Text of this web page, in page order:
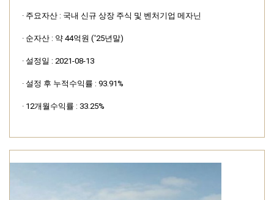
· 주요자산 : 국내 신규 상장 주식 및 벤처기업 메자닌
· 순자산 : 약 44억원 ('25년말)
· 설정일 : 2021-08-13
· 설정 후 누적수익률 : 93.91%
· 12개월수익률 : 33.25%